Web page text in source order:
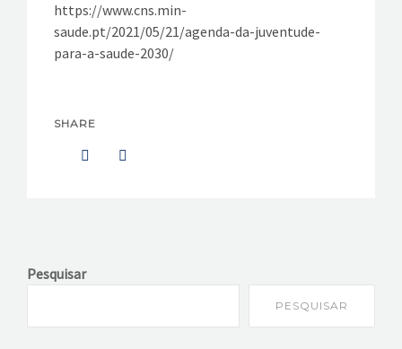
https://www.cns.min-
saude.pt/2021/05/21/agenda-da-juventude-
para-a-saude-2030/
SHARE
Pesquisar
PESQUISAR